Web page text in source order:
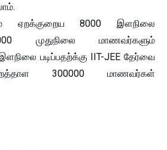
ஏறக்குறைய 8000 இளநிலை
முதுநிலை மாணவர்களும்
படிப்பதற்க்கு IIT-JEE தேர்வை
300000 மாணவர்கள்